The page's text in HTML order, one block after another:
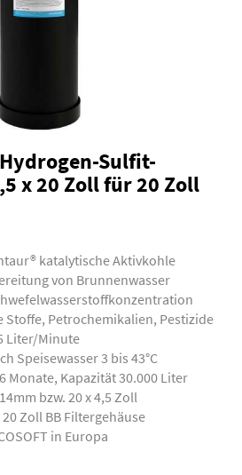
Hydrogen-Sulfit-
x 20 Zoll für 20 Zoll
katalytische Aktivkohle
von Brunnenwasser
Stoffe, Petrochemikalien, Pestizide
Liter/Minute
Speisewasser 3 bis 43°C
Monate, Kapazität 30.000 Liter
bzw. 20 x 4,5 Zoll
Zoll BB Filtergehäuse
in Europa